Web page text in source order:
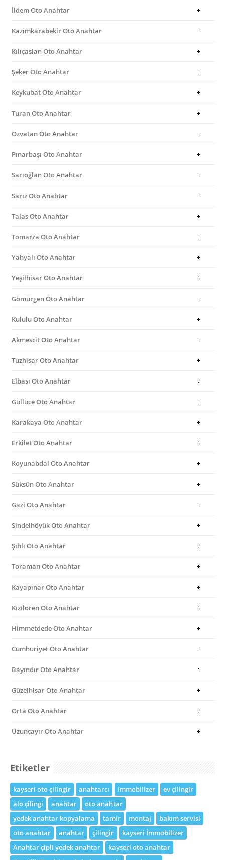
İldem Oto Anahtar
Kazımkarabekir Oto Anahtar
Kılıçaslan Oto Anahtar
Şeker Oto Anahtar
Keykubat Oto Anahtar
Turan Oto Anahtar
Özvatan Oto Anahtar
Pınarbaşı Oto Anahtar
Sarıoğlan Oto Anahtar
Sarız Oto Anahtar
Talas Oto Anahtar
Tomarza Oto Anahtar
Yahyalı Oto Anahtar
Yeşilhisar Oto Anahtar
Gömürgen Oto Anahtar
Kululu Oto Anahtar
Akmescit Oto Anahtar
Tuzhisar Oto Anahtar
Elbaşı Oto Anahtar
Güllüce Oto Anahtar
Karakaya Oto Anahtar
Erkilet Oto Anahtar
Koyunabdal Oto Anahtar
Süksün Oto Anahtar
Gazi Oto Anahtar
Sindelhöyük Oto Anahtar
Şıhlı Oto Anahtar
Toraman Oto Anahtar
Kayapınar Oto Anahtar
Kızılören Oto Anahtar
Himmetdede Oto Anahtar
Cumhuriyet Oto Anahtar
Bayındır Oto Anahtar
Güzelhisar Oto Anahtar
Orta Oto Anahtar
Uzunçayır Oto Anahtar
Etiketler
kayseri oto çilingir anahtarcı immobilizer
ev çilingir
alo çilingi
anahtar
oto anahtar
yedek anahtar kopyalama
tamir montaj
bakım servisi
oto anahtar
anahtar çilingir
kayseri İmmobilizer
Anahtar çipli yedek anahtar
kayseri oto anahtar